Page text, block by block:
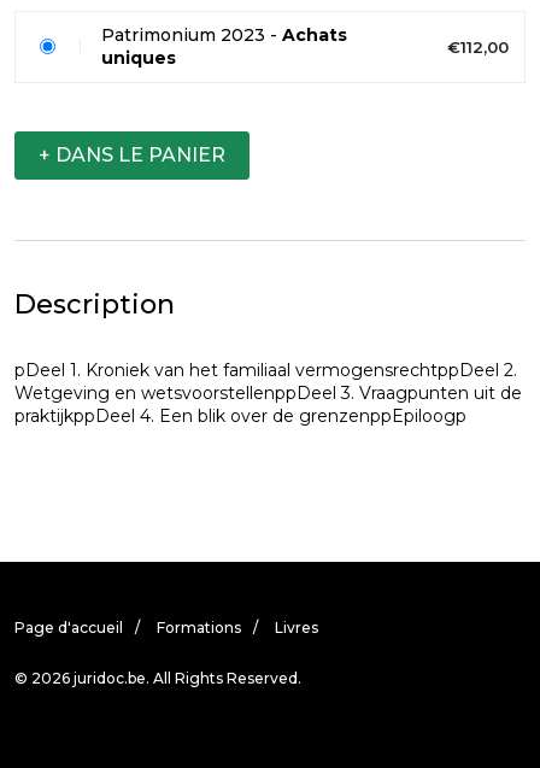
Patrimonium 2023 - Achats
uniques
€112,00
+ DANS LE PANIER
Description
pDeel 1. Kroniek van het familiaal vermogensrechtppDeel 2.
Wetgeving en wetsvoorstellenppDeel 3. Vraagpunten uit de
praktijkppDeel 4. Een blik over de grenzenppEpiloogp
Page d'accueil Formations Livres
© 2026 juridoc.be. All Rights Reserved.